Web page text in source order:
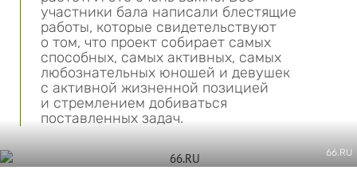
участники бала написали блестящие
работы, которые свидетельствуют
о том, что проект собирает самых
способных, самых активных, самых
любознательных юношей и девушек
с активной жизненной позицией
и стремлением добиваться
поставленных задач.
66.RU